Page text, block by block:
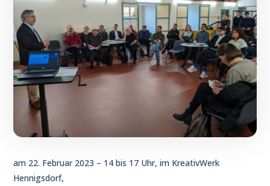
am 22. Februar 2023 – 14 bis 17 Uhr, im KreativWerk
Hennigsdorf,